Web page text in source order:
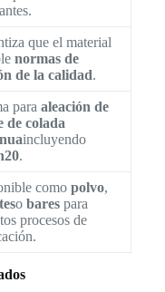
que el material
normas de
de la calidad.
para aleación de
de colada
incluyendo
.
como polvo,
o barespara
procesos de